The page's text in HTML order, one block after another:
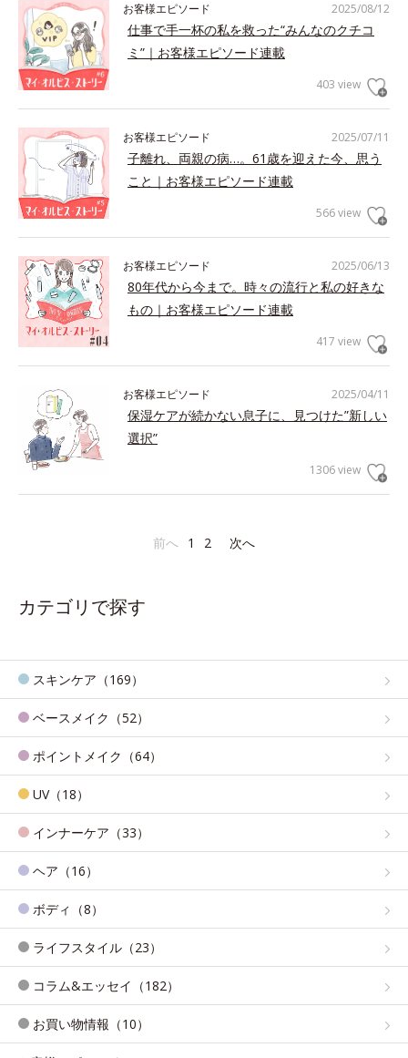
2025/08/12
お客様エピソード
仕事で手一杯の私を救った“みんなのクチコ
ミ”｜お客様エピソード連載
403 view
2025/07/11
お客様エピソード
子離れ、両親の病…。61歳を迎えた今、思う
こと｜お客様エピソード連載
566 view
2025/06/13
お客様エピソード
80年代から今まで。時々の流行と私の好きな
もの｜お客様エピソード連載
417 view
2025/04/11
お客様エピソード
保湿ケアが続かない息子に、見つけた”新しい
選択”
1306 view
前へ 1 2 次へ
カテゴリで探す
スキンケア（169）
ベースメイク（52）
ポイントメイク（64）
UV（18）
インナーケア（33）
ヘア（16）
ボディ（8）
ライフスタイル（23）
コラム&エッセイ（182）
お買い物情報（10）